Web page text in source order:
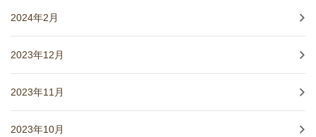
2024年2月
2023年12月
2023年11月
2023年10月